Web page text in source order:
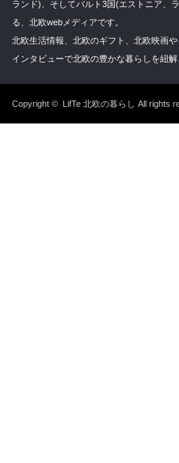
ランド)、そしてバルト3国(エストニア、
る、北欧webメディアです。
北欧生活情報、北欧のギフト、北欧映画
インタビューで北欧の豊かな暮らしを紐解
Copyright © LifTe 北欧の暮らし All rights